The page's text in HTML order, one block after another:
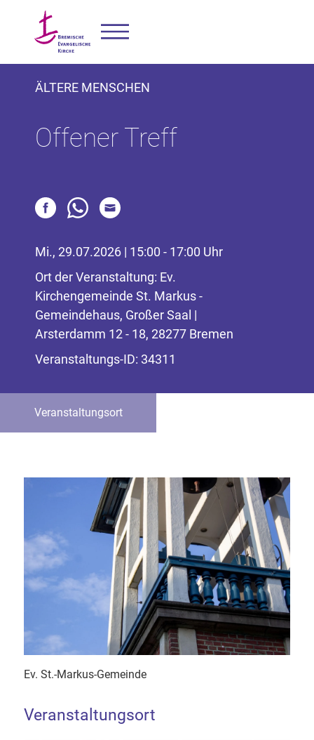
ÄLTERE MENSCHEN
Offener Treff
Mi., 29.07.2026 | 15:00 - 17:00 Uhr
Ort der Veranstaltung: Ev.
Kirchengemeinde St. Markus -
Gemeindehaus, Großer Saal |
Arsterdamm 12 - 18, 28277 Bremen
Veranstaltungs-ID: 34311
Veranstaltungsort
Ev. St.-Markus-Gemeinde
Veranstaltungsort